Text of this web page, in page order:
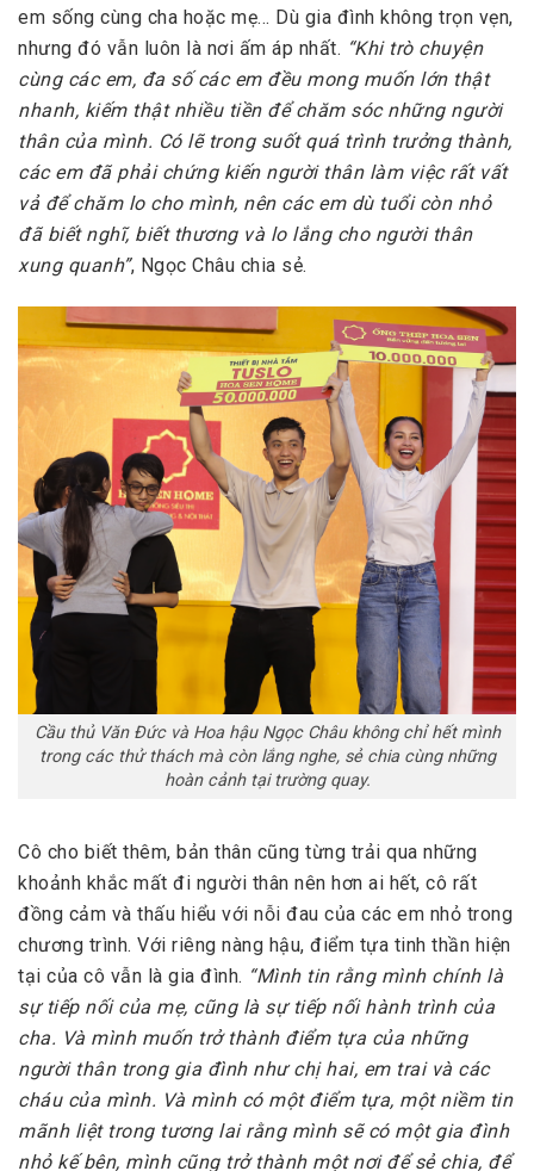
em sống cùng cha hoặc mẹ… Dù gia đình không trọn vẹn,
nhưng đó vẫn luôn là nơi ấm áp nhất. “Khi trò chuyện
cùng các em, đa số các em đều mong muốn lớn thật
nhanh, kiếm thật nhiều tiền để chăm sóc những người
thân của mình. Có lẽ trong suốt quá trình trưởng thành,
các em đã phải chứng kiến người thân làm việc rất vất
vả để chăm lo cho mình, nên các em dù tuổi còn nhỏ
đã biết nghĩ, biết thương và lo lắng cho người thân
xung quanh”, Ngọc Châu chia sẻ.
Cầu thủ Văn Đức và Hoa hậu Ngọc Châu không chỉ hết mình
trong các thử thách mà còn lắng nghe, sẻ chia cùng những
hoàn cảnh tại trường quay.
Cô cho biết thêm, bản thân cũng từng trải qua những
khoảnh khắc mất đi người thân nên hơn ai hết, cô rất
đồng cảm và thấu hiểu với nỗi đau của các em nhỏ trong
chương trình. Với riêng nàng hậu, điểm tựa tinh thần hiện
tại của cô vẫn là gia đình. “Mình tin rằng mình chính là
sự tiếp nối của mẹ, cũng là sự tiếp nối hành trình của
cha. Và mình muốn trở thành điểm tựa của những
người thân trong gia đình như chị hai, em trai và các
cháu của mình. Và mình có một điểm tựa, một niềm tin
mãnh liệt trong tương lai rằng mình sẽ có một gia đình
nhỏ kế bên, mình cũng trở thành một nơi để sẻ chia, để